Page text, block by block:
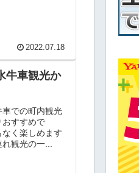
2022.07.18
牛車観光か
での町内観光
おすすめで
く楽しめます
観光の一...